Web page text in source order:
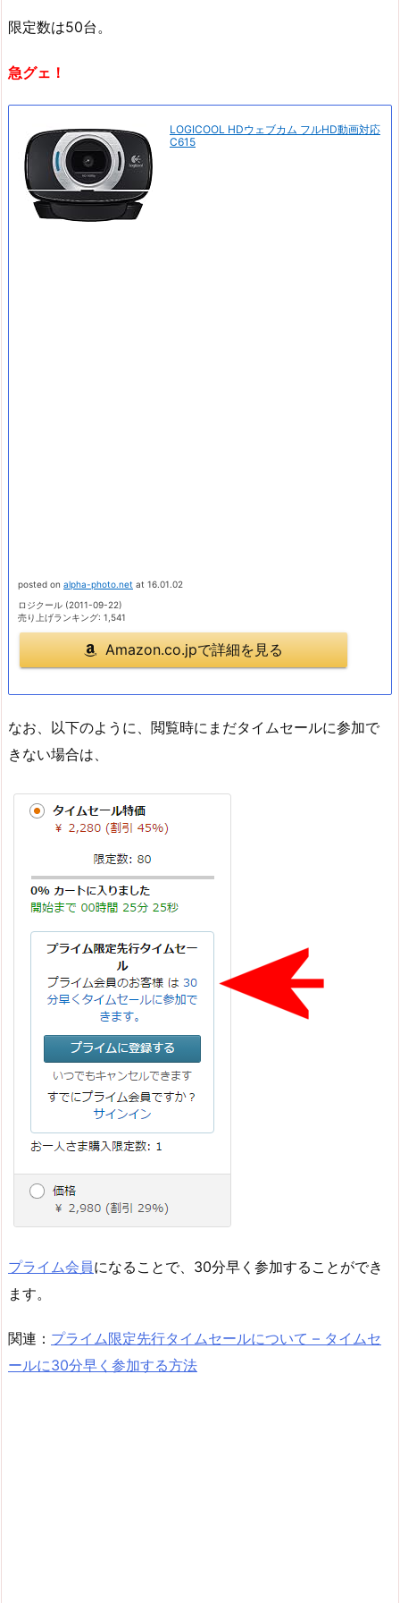
限定数は50台。
急グェ！
LOGICOOL HDウェブカム フルHD動画対応
C615
posted on alpha-photo.net at 16.01.02
ロジクール (2011-09-22)
売り上げランキング: 1,541
Amazon.co.jpで詳細を見る
なお、以下のように、閲覧時にまだタイムセールに参加で
きない場合は、
プライム会員になることで、30分早く参加することができ
ます。
関連： プライム限定先行タイムセールについて – タイムセ
ールに30分早く参加する方法